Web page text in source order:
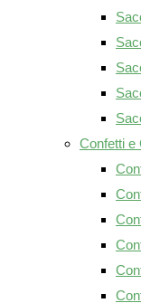
Confetti e